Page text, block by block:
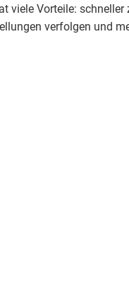
viele Vorteile: schneller
verfolgen und